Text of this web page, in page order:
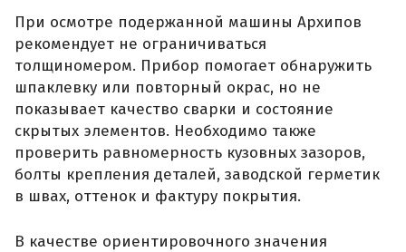
При осмотре подержанной машины Архипов
рекомендует не ограничиваться
толщиномером. Прибор помогает обнаружить
шпаклевку или повторный окрас, но не
показывает качество сварки и состояние
скрытых элементов. Необходимо также
проверить равномерность кузовных зазоров,
болты крепления деталей, заводской герметик
в швах, оттенок и фактуру покрытия.
В качестве ориентировочного значения